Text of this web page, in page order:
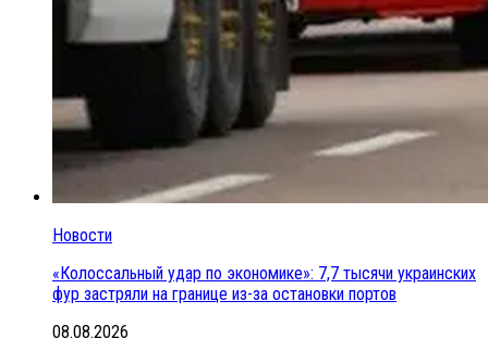
Новости
«Колоссальный удар по экономике»: 7,7 тысячи украинских
фур застряли на границе из-за остановки портов
08.08.2026